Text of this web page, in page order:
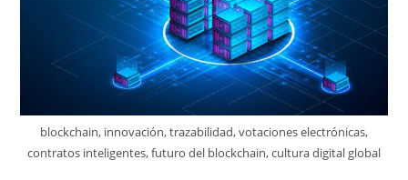
blockchain, innovación, trazabilidad, votaciones electrónicas,
contratos inteligentes, futuro del blockchain, cultura digital global